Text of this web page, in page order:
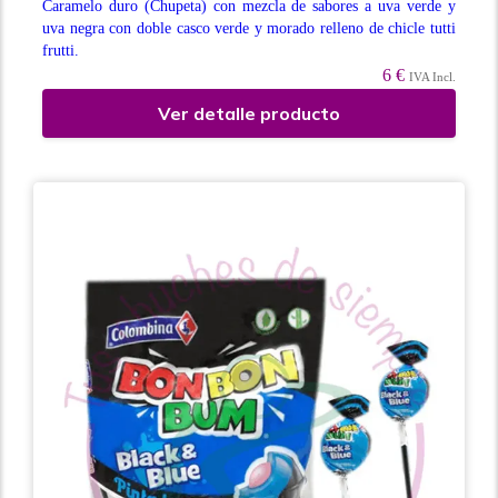
Caramelo duro (Chupeta) con mezcla de sabores a uva verde y
uva negra con doble casco verde y morado relleno de chicle tutti
frutti.
6 € IVA Incl.
Ver detalle producto